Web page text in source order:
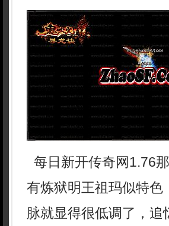
每日新开传奇网1.76
有炼狱明王祖玛似特色
脉就显得很低调了，